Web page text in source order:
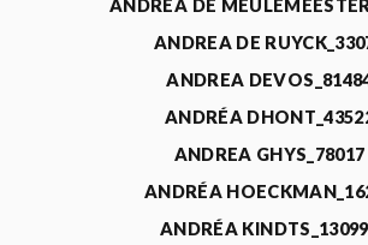
ANDREA DE
ANDREA DE
ANDREA
ANDRÉA
ANDREA GHYS_78017
ANDRÉA
ANDRÉA